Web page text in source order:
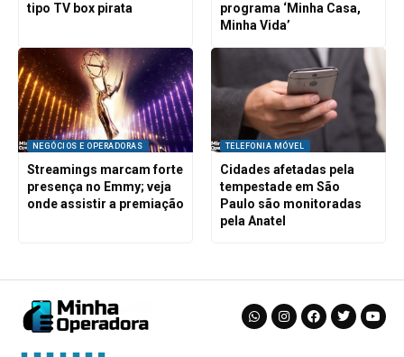
tipo TV box pirata
programa ‘Minha Casa,
Minha Vida’
NEGÓCIOS E OPERADORAS
Streamings marcam forte
presença no Emmy; veja
onde assistir a premiação
TELEFONIA MÓVEL
Cidades afetadas pela
tempestade em São
Paulo são monitoradas
pela Anatel